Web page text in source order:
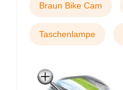
Braun Bike Cam
Taschenlampe